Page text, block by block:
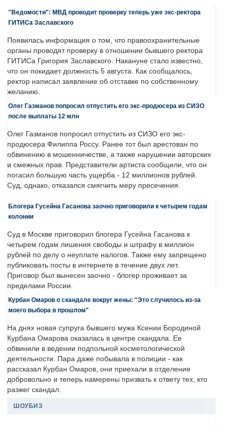
"Ведомости": МВД проводит проверку теперь уже экс-ректора
ГИТИСа Заславского
Появилась информация о том, что правоохранительные
органы проводят проверку в отношении бывшего ректора
ГИТИСа Григория Заславского. Накануне стало известно,
что он покидает должность 5 августа. Как сообщалось,
ректор написал заявление об отставке по собственному
желанию.
Олег Газманов попросил отпустить его экс-продюсера из СИЗО
после выплаты 12 млн
Олег Газманов попросил отпустить из СИЗО его экс-
продюсера Филиппа Россу. Ранее тот был арестован по
обвинению в мошенничестве, а также нарушении авторских
и смежных прав. Представители артиста сообщили, что он
погасил большую часть ущерба - 12 миллионов рублей.
Суд, однако, отказался смягчить меру пресечения.
Блогера Гусейна Гасанова заочно приговорили к четырем годам
колонии
Суд в Москве приговорил блогера Гусейна Гасанова к
четырем годам лишения свободы и штрафу в миллион
рублей по делу о неуплате налогов. Также ему запрещено
публиковать посты в интернете в течение двух лет.
Приговор был вынесен заочно - блогер проживает за
пределами России.
Курбан Омаров о скандале вокруг жены: "Это случилось из-за
моего выбора в прошлом"
На днях новая супруга бывшего мужа Ксении Бородиной
Курбана Омарова оказалась в центре скандала. Ее
обвинили в ведении подпольной косметологической
деятельности. Пара даже побывала в полиции - как
рассказал Курбан Омаров, они приехали в отделение
добровольно и теперь намерены призвать к ответу тех, кто
разжег скандал.
ШОУБИЗ